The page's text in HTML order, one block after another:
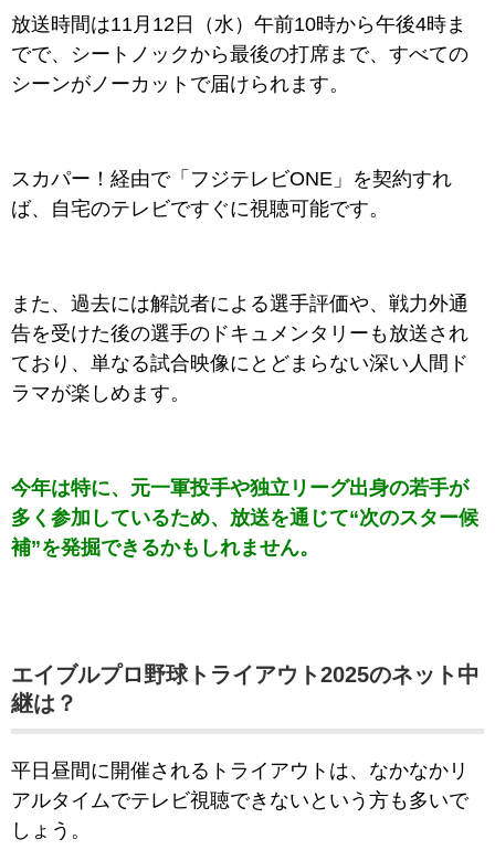
放送時間は11月12日（水）午前10時から午後4時ま
でで、シートノックから最後の打席まで、すべての
シーンがノーカットで届けられます。
スカパー！経由で「フジテレビONE」を契約すれ
ば、自宅のテレビですぐに視聴可能です。
また、過去には解説者による選手評価や、戦力外通
告を受けた後の選手のドキュメンタリーも放送され
ており、単なる試合映像にとどまらない深い人間ド
ラマが楽しめます。
今年は特に、元一軍投手や独立リーグ出身の若手が
多く参加しているため、放送を通じて“次のスター候
補”を発掘できるかもしれません。
エイブルプロ野球トライアウト2025のネット中
継は？
平日昼間に開催されるトライアウトは、なかなかリ
アルタイムでテレビ視聴できないという方も多いで
しょう。